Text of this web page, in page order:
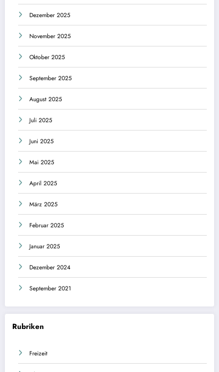
Dezember 2025
November 2025
Oktober 2025
September 2025
August 2025
Juli 2025
Juni 2025
Mai 2025
April 2025
März 2025
Februar 2025
Januar 2025
Dezember 2024
September 2021
Rubriken
Freizeit